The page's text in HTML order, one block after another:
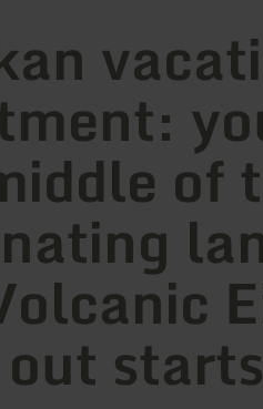
of